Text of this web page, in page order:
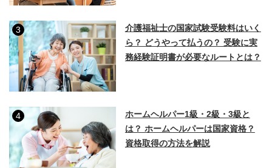
3
介護福祉士の国家試験受験料はいく
ら？ どうやって払うの？ 受験に実
務経験証明書が必要なルートとは？
4
ホームヘルパー1級・2級・3級と
は？ ホームヘルパーは国家資格？
資格取得の方法を解説